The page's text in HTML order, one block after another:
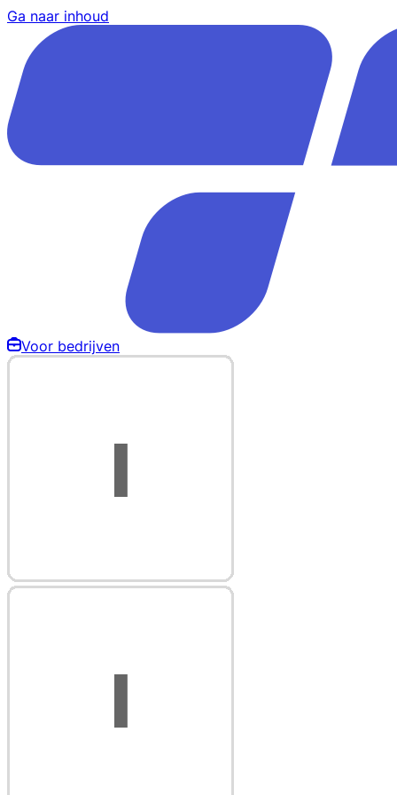
Ga naar inhoud
Voor bedrijven